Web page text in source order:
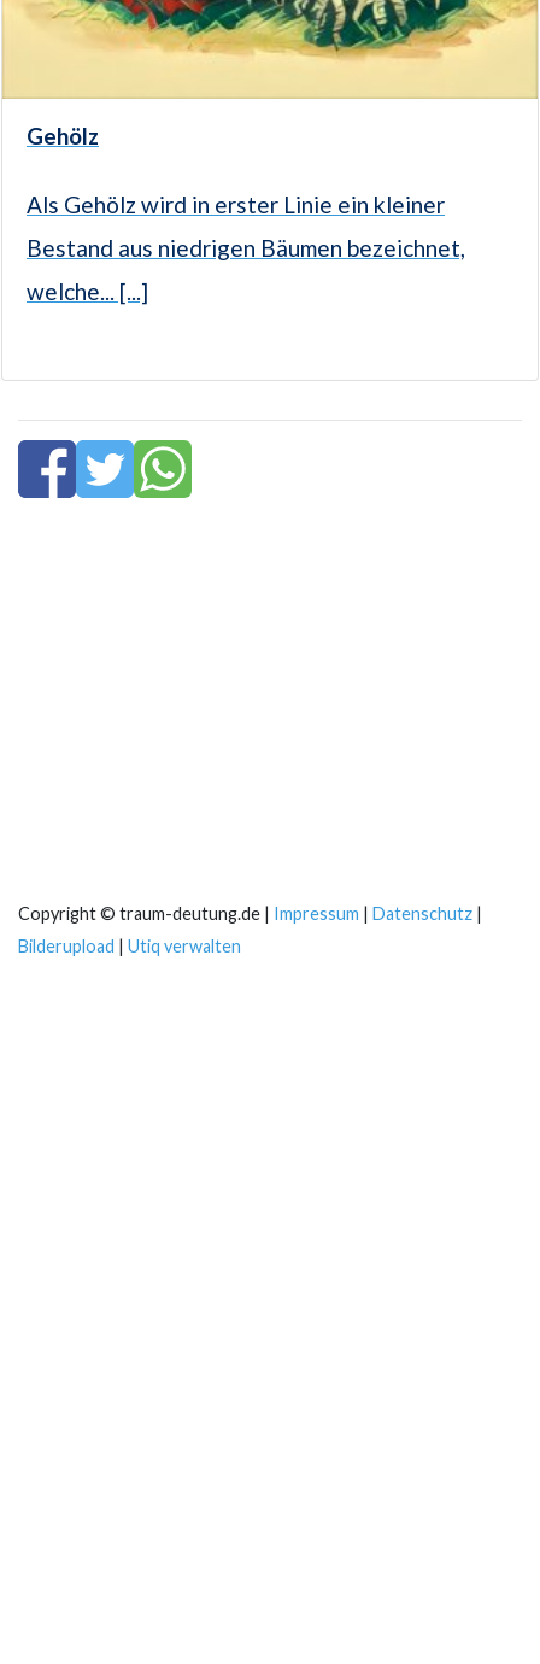
Gehölz
Als Gehölz wird in erster Linie ein kleiner
Bestand aus niedrigen Bäumen bezeichnet,
welche... [...]
Copyright © traum-deutung.de | Impressum | Datenschutz |
Bilderupload | Utiq verwalten